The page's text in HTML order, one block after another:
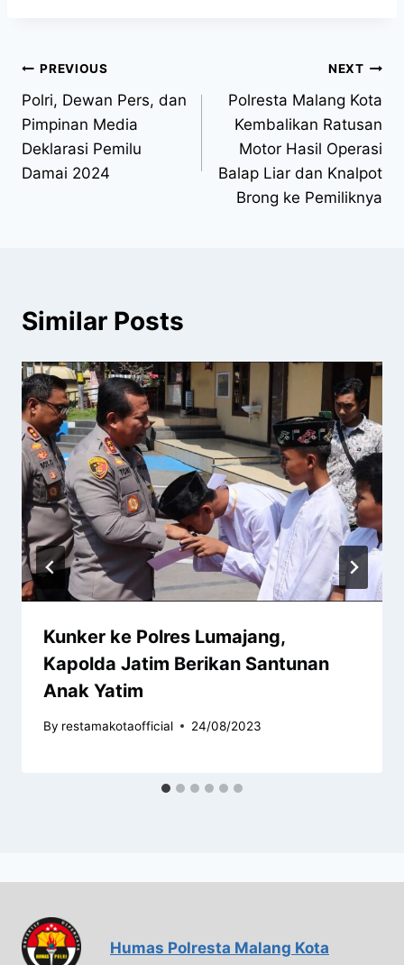
PREVIOUS
Polri, Dewan Pers, dan
Pimpinan Media
Deklarasi Pemilu
Damai 2024
NEXT
Polresta Malang Kota
Kembalikan Ratusan
Motor Hasil Operasi
Balap Liar dan Knalpot
Brong ke Pemiliknya
Similar Posts
Kunker ke Polres Lumajang,
Kapolda Jatim Berikan Santunan
Anak Yatim
By restamakotaofficial 24/08/2023
Humas Polresta Malang Kota